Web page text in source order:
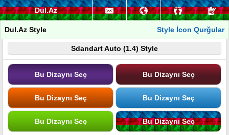
Dul.Az
Dul.Az Style Style İcon Qurğular
Sdandart Auto (1.4) Style
Bu Dizaynı Seç Bu Dizaynı Seç
Bu Dizaynı Seç Bu Dizaynı Seç
Bu Dizaynı Seç Bu Dizaynı Seç